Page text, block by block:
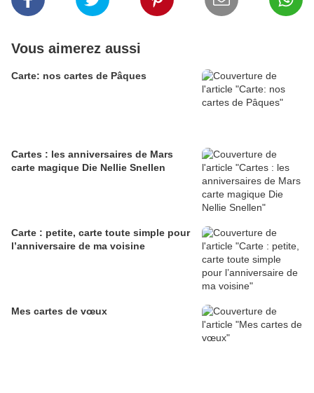
Vous aimerez aussi
Carte: nos cartes de Pâques
Cartes : les anniversaires de Mars
carte magique Die Nellie Snellen
Carte : petite, carte toute simple pour
l’anniversaire de ma voisine
Mes cartes de vœux